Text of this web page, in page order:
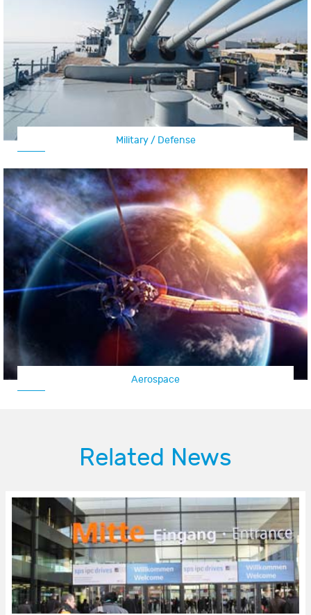
Military / Defense
Aerospace
Related News